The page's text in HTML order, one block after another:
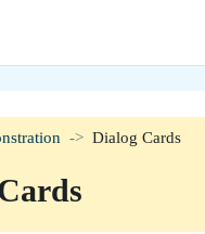
Dialog Cards